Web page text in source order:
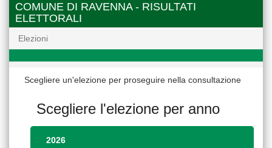
COMUNE DI RAVENNA - RISULTATI
ELETTORALI
Elezioni
Scegliere un'elezione per proseguire nella consultazione
Scegliere l'elezione per anno
2026